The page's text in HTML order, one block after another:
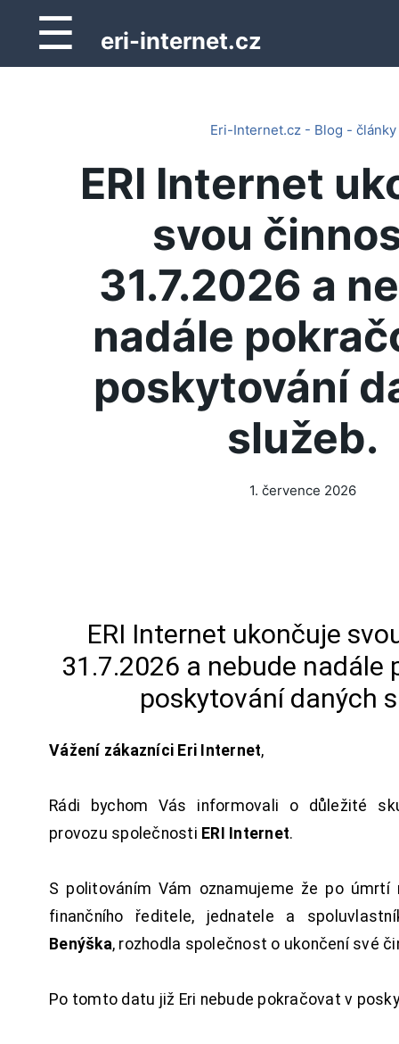
☰ eri-internet.cz
Eri-Internet.cz - Blog - články
ERI Internet
svou
31.7.2026 a
nadále
poskytování
služeb.
1. července 2026
ERI Internet ukončuje
31.7.2026 a nebude nadále
poskytování daných
Vážení zákazníci Eri Internet,
Rádi bychom Vás informovali o důležité
provozu společnosti ERI Internet.
S politováním Vám oznamujeme že po úmrtí
finančního ředitele, jednatele a
Benýška, rozhodla společnost o ukončení své
Po tomto datu již Eri nebude pokračovat v